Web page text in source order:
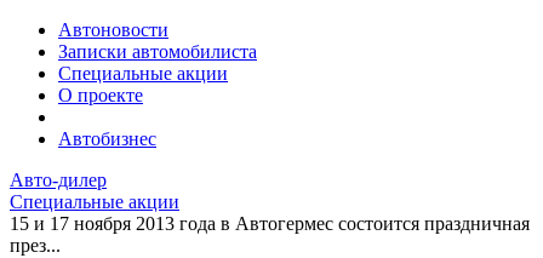
Автоновости
Записки автомобилиста
Специальные акции
О проекте
Автобизнес
Авто-дилер
Специальные акции
15 и 17 ноября 2013 года в Автогермес состоится праздничная
през...